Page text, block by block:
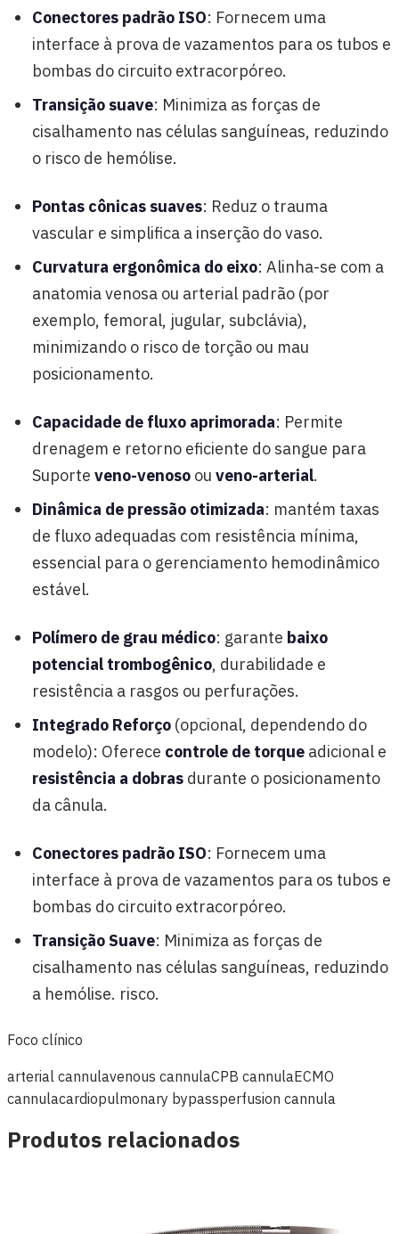
Conectores padrão ISO: Fornecem uma
interface à prova de vazamentos para os tubos e
bombas do circuito extracorpóreo.
Transição suave: Minimiza as forças de
cisalhamento nas células sanguíneas, reduzindo
o risco de hemólise.
Pontas cônicas suaves: Reduz o trauma
vascular e simplifica a inserção do vaso.
Curvatura ergonômica do eixo: Alinha-se com a
anatomia venosa ou arterial padrão (por
exemplo, femoral, jugular, subclávia),
minimizando o risco de torção ou mau
posicionamento.
Capacidade de fluxo aprimorada: Permite
drenagem e retorno eficiente do sangue para
Suporte veno-venoso ou veno-arterial.
Dinâmica de pressão otimizada: mantém taxas
de fluxo adequadas com resistência mínima,
essencial para o gerenciamento hemodinâmico
estável.
Polímero de grau médico: garante baixo
potencial trombogênico, durabilidade e
resistência a rasgos ou perfurações.
Integrado Reforço (opcional, dependendo do
modelo): Oferece controle de torque adicional e
resistência a dobras durante o posicionamento
da cânula.
Conectores padrão ISO: Fornecem uma
interface à prova de vazamentos para os tubos e
bombas do circuito extracorpóreo.
Transição Suave: Minimiza as forças de
cisalhamento nas células sanguíneas, reduzindo
a hemólise. risco.
Foco clínico
arterial cannulavenous cannulaCPB cannulaECMO
cannulacardiopulmonary bypassperfusion cannula
Produtos relacionados